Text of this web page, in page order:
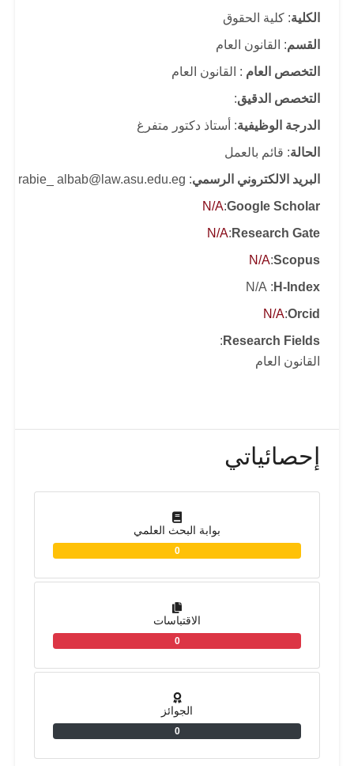
الكلية: كلية الحقوق
القسم: القانون العام
التخصص العام : القانون العام
التخصص الدقيق:
الدرجة الوظيفية: أستاذ دكتور متفرغ
الحالة: قائم بالعمل
البريد الالكتروني الرسمي: rabie_ albab@law.asu.edu.eg
Google Scholar
:
N/A
Research Gate
:
N/A
Scopus
:
N/A
H-Index
: N/A
Orcid
:
N/A
Research Fields
:
القانون العام
إحصائياتي
بوابة البحث العلمي
0
الاقتباسات
0
الجوائز
0